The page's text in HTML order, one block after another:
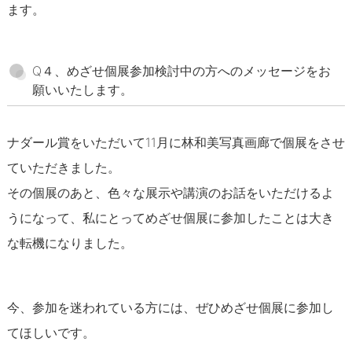
ます。
Q４、めざせ個展参加検討中の方へのメッセージをお
願いいたします。
ナダール賞をいただいて11月に林和美写真画廊で個展をさせ
ていただきました。
その個展のあと、色々な展示や講演のお話をいただけるよ
うになって、私にとってめざせ個展に参加したことは大き
な転機になりました。
今、参加を迷われている方には、ぜひめざせ個展に参加し
てほしいです。